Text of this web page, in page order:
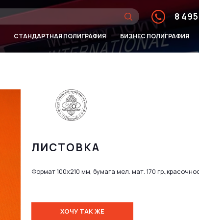
8
СТАНДАРТНАЯ ПОЛИГРАФИЯ БИЗНЕС ПОЛИГРАФИЯ
ЛИСТОВКА
Формат 100х210 мм, бумага мел. мат. 170
ХОЧУ ТАК ЖЕ